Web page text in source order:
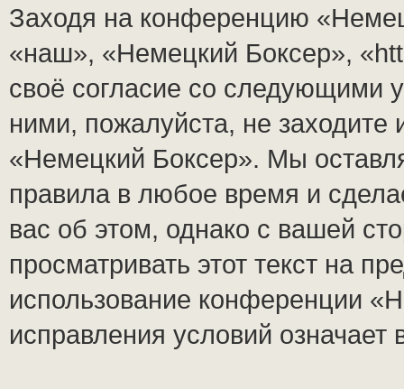
Заходя на конференцию
«наш», «Немецкий Боксер»,
своё согласие со следующими
ними, пожалуйста, не
«Немецкий Боксер». Мы
правила в любое время и
вас об этом, однако с вашей
просматривать этот текст на
использование конференции
исправления условий